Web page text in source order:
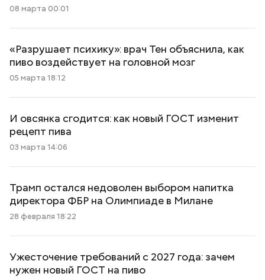
08 марта 00:01
«Разрушает психику»: врач Тен объяснила, как
пиво воздействует на головной мозг
05 марта 18:12
И овсянка сгодится: как новый ГОСТ изменит
рецепт пива
03 марта 14:06
Трамп остался недоволен выбором напитка
директора ФБР на Олимпиаде в Милане
28 февраля 18:22
Ужесточение требований с 2027 года: зачем
нужен новый ГОСТ на пиво